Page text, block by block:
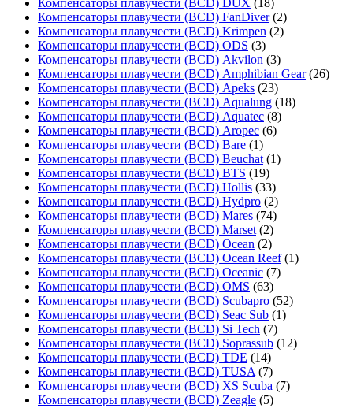
Компенсаторы плавучести (BCD) DUX (18)
Компенсаторы плавучести (BCD) FanDiver(2)
Компенсаторы плавучести (BCD) Krimpen (2)
Компенсаторы плавучести (BCD) ODS (3)
Компенсаторы плавучести (BCD) Akvilon (3)
Компенсаторы плавучести (BCD) Amphibian Gear(26)
Компенсаторы плавучести (BCD) Apeks (23)
Компенсаторы плавучести (BCD) Aqualung (18)
Компенсаторы плавучести (BCD) Aquatec (8)
Компенсаторы плавучести (BCD) Aropec (6)
Компенсаторы плавучести (BCD) Bare (1)
Компенсаторы плавучести (BCD) Beuchat (1)
Компенсаторы плавучести (BCD) BTS (19)
Компенсаторы плавучести (BCD) Hollis (33)
Компенсаторы плавучести (BCD) Hydpro (2)
Компенсаторы плавучести (BCD) Mares (74)
Компенсаторы плавучести (BCD) Marset (2)
Компенсаторы плавучести (BCD) Ocean (2)
Компенсаторы плавучести (BCD) Ocean Reef(1)
Компенсаторы плавучести (BCD) Oceanic (7)
Компенсаторы плавучести (BCD) OMS (63)
Компенсаторы плавучести (BCD) Scubapro (52)
Компенсаторы плавучести (BCD) Seac Sub (1)
Компенсаторы плавучести (BCD) Si Tech (7)
Компенсаторы плавучести (BCD) Soprassub (12)
Компенсаторы плавучести (BCD) TDE (14)
Компенсаторы плавучести (BCD) TUSA (7)
Компенсаторы плавучести (BCD) XS Scuba (7)
Компенсаторы плавучести (BCD) Zeagle (5)